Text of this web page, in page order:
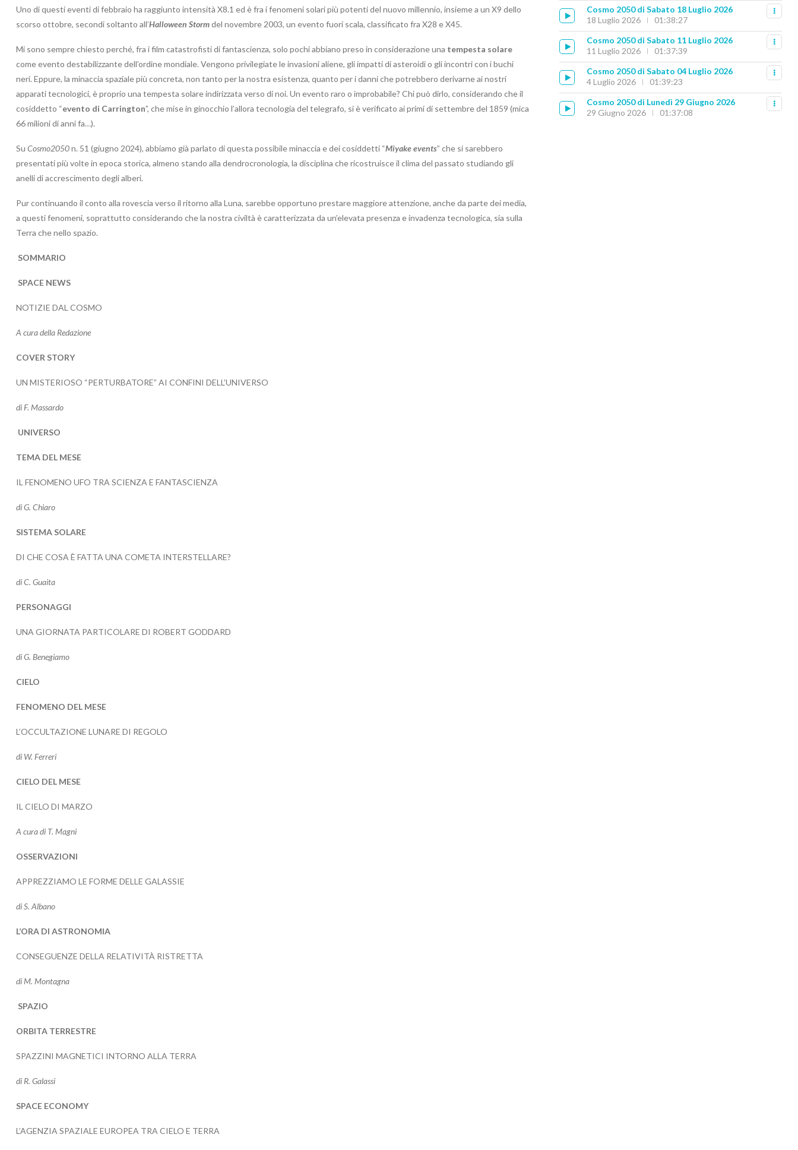
Uno di questi eventi di febbraio ha raggiunto intensità X8.1 ed è fra i fenomeni solari più potenti del nuovo millennio, insieme a un X9 dello
scorso ottobre, secondi soltanto all’Halloween Stormdel novembre 2003, un evento fuori scala, classificato fra X28 e X45.
Mi sono sempre chiesto perché, fra i film catastrofisti di fantascienza, solo pochi abbiano preso in considerazione una tempesta solare
come evento destabilizzante dell’ordine mondiale. Vengono privilegiate le invasioni aliene, gli impatti di asteroidi o gli incontri con i buchi
neri. Eppure, la minaccia spaziale più concreta, non tanto per la nostra esistenza, quanto per i danni che potrebbero derivarne ai nostri
apparati tecnologici, è proprio una tempesta solare indirizzata verso di noi. Un evento raro o improbabile? Chi può dirlo, considerando che il
cosiddetto “evento di Carrington”, che mise in ginocchio l’allora tecnologia del telegrafo, si è verificato ai primi di settembre del 1859 (mica
66 milioni di anni fa…).
Su Cosmo2050n. 51 (giugno 2024), abbiamo già parlato di questa possibile minaccia e dei cosiddetti “Miyake events” che si sarebbero
presentati più volte in epoca storica, almeno stando alla dendrocronologia, la disciplina che ricostruisce il clima del passato studiando gli
anelli di accrescimento degli alberi.
Pur continuando il conto alla rovescia verso il ritorno alla Luna, sarebbe opportuno prestare maggiore attenzione, anche da parte dei media,
a questi fenomeni, soprattutto considerando che la nostra civiltà è caratterizzata da un’elevata presenza e invadenza tecnologica, sia sulla
Terra che nello spazio.
SOMMARIO
SPACE NEWS
NOTIZIE DAL COSMO
A cura della Redazione
COVER STORY
UN MISTERIOSO “PERTURBATORE” AI CONFINI DELL’UNIVERSO
di F. Massardo
UNIVERSO
TEMA DEL MESE
IL FENOMENO UFO TRA SCIENZA E FANTASCIENZA
di G. Chiaro
SISTEMA SOLARE
DI CHE COSA È FATTA UNA COMETA INTERSTELLARE?
di C. Guaita
PERSONAGGI
UNA GIORNATA PARTICOLARE DI ROBERT GODDARD
di G. Benegiamo
CIELO
FENOMENO DEL MESE
L’OCCULTAZIONE LUNARE DI REGOLO
di W. Ferreri
CIELO DEL MESE
IL CIELO DI MARZO
A cura di T. Magni
OSSERVAZIONI
APPREZZIAMO LE FORME DELLE GALASSIE
di S. Albano
L’ORA DI ASTRONOMIA
CONSEGUENZE DELLA RELATIVITÀ RISTRETTA
di M. Montagna
SPAZIO
ORBITA TERRESTRE
SPAZZINI MAGNETICI INTORNO ALLA TERRA
di R. Galassi
SPACE ECONOMY
L’AGENZIA SPAZIALE EUROPEA TRA CIELO E TERRA
Cosmo 2050 di Sabato 18 Luglio 2026
18 Luglio 2026
01:38:27
Cosmo 2050 di Sabato 11 Luglio 2026
11 Luglio 2026
01:37:39
Cosmo 2050 di Sabato 04 Luglio 2026
4 Luglio 2026
01:39:23
Cosmo 2050 di Lunedì 29 Giugno 2026
29 Giugno 2026
01:37:08